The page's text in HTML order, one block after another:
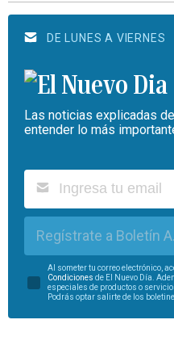
DE LUNES A VIERNES
Las noticias explicadas
entender lo más
Regístrate a Boletín
Al someter tu correo electrónico,
Condiciones de El Nuevo Día.
especiales de productos o
Podrás optar salirte de los